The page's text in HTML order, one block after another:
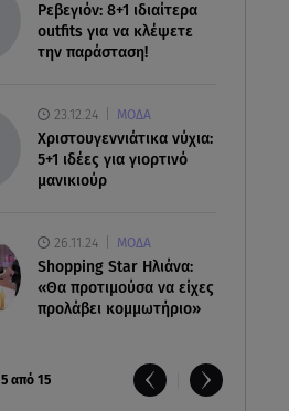
Ρεβεγιόν: 8+1 ιδιαίτερα
outfits για να κλέψετε
την παράσταση!
23.12.24 ΜΟΔΑ
Χριστουγεννιάτικα νύχια:
5+1 ιδέες για γιορτινό
μανικιούρ
26.11.24 ΜΟΔΑ
Shopping Star Ηλιάνα:
«Θα προτιμούσα να είχες
προλάβει κομμωτήριο»
5 από 15